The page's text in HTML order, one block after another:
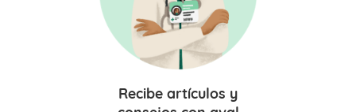
Recibe artículos y